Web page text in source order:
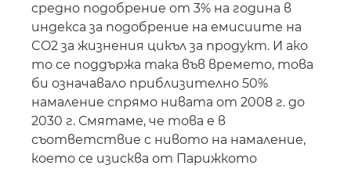
средно подобрение от 3% на година в
индекса за подобрение на емисиите на
CO2 за жизнения цикъл за продукт. И ако
то се поддържа така във времето, това
би означавало приблизително 50%
намаление спрямо нивата от 2008 г. до
2030 г. Смятаме, че това е в
съответствие с нивото на намаление,
което се изисква от Парижкото